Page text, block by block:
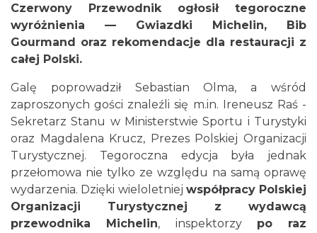
Czerwony Przewodnik ogłosił tegoroczne
wyróżnienia — Gwiazdki Michelin, Bib
Gourmand oraz rekomendacje dla restauracji z
całej Polski.
Galę poprowadził Sebastian Olma, a wśród
zaproszonych gości znaleźli się m.in. Ireneusz Raś -
Sekretarz Stanu w Ministerstwie Sportu i Turystyki
oraz Magdalena Krucz, Prezes Polskiej Organizacji
Turystycznej. Tegoroczna edycja była jednak
przełomowa nie tylko ze względu na samą oprawę
wydarzenia. Dzięki wieloletniej współpracy Polskiej
Organizacji Turystycznej z wydawcą
przewodnika Michelin, inspektorzy po raz